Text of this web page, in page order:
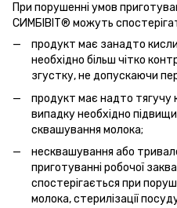
При порушенні умов
СИМБІВІТ® можуть
продукт має занадто
необхідно більш чітко
згустку, не допускаючи
продукт має надто тягучу
випадку необхідно
сквашування молока;
несквашування або
приготуванні робочої
спостерігається при
молока, стерилізації